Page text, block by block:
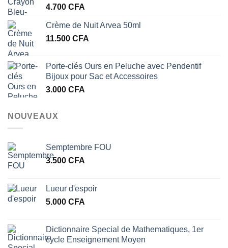
4.700 CFA
Crème de Nuit Arvea 50ml
11.500 CFA
Porte-clés Ours en Peluche avec Pendentif
Bijoux pour Sac et Accessoires
3.000 CFA
NOUVEAUX
Semptembre FOU
3.500 CFA
Lueur d'espoir
5.000 CFA
Dictionnaire Special de Mathematiques, 1er
cycle Enseignement Moyen